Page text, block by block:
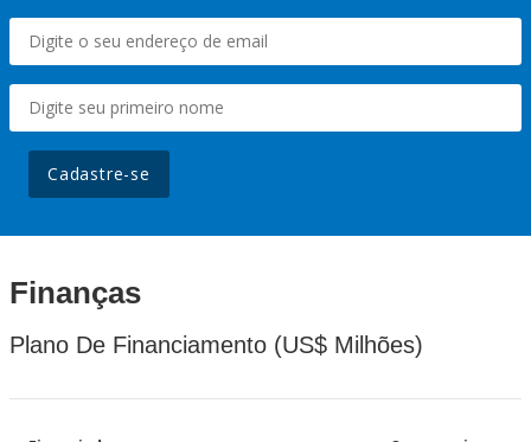
Cadastre-se
Finanças
Plano De Financiamento (US$ Milhões)